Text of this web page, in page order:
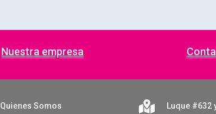
Nuestra empresa
Quienes Somos 
Luque #632